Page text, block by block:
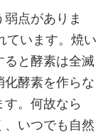
点がありま
います。焼い
ると酵素は全滅
化酵素を作らな
す。何故なら
、いつでも自然